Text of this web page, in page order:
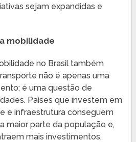
sejam expandidas e
mobilidade
no Brasil também
não é apenas uma
é uma questão de
Países que investem em
e infraestrutura conseguem
maior parte da população e,
mais investimentos,